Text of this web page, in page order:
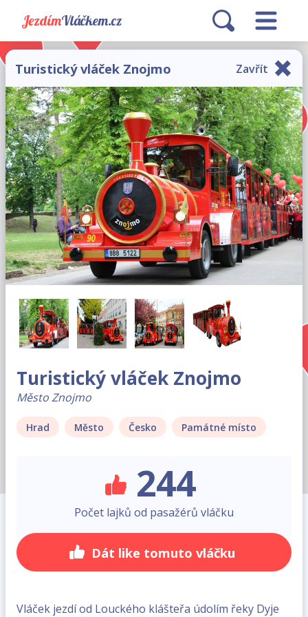
JezdímVláčkem.cz
Turistický vláček Znojmo Zavřít
Turistický vláček Znojmo
Město Znojmo
Hrad Město Česko Památné místo
244
Počet lajků od pasažérů vláčku
Dát like tomuto vláčku
Vláček jezdí od Louckého klášteřa údolím řeky Dyje